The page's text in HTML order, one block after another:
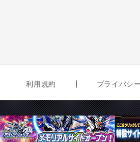
利用規約 プライバシ